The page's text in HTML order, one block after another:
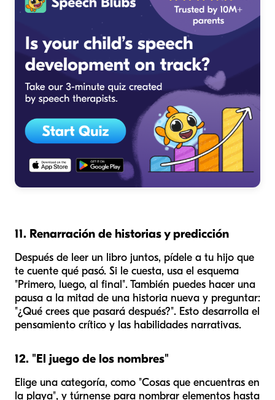
11. Renarración de historias y predicción
Después de leer un libro juntos, pídele a tu hijo que
te cuente qué pasó. Si le cuesta, usa el esquema
"Primero, luego, al final". También puedes hacer una
pausa a la mitad de una historia nueva y preguntar:
"¿Qué crees que pasará después?". Esto desarrolla el
pensamiento crítico y las habilidades narrativas.
12. "El juego de los nombres"
Elige una categoría, como "Cosas que encuentras en
la playa", y túrnense para nombrar elementos hasta